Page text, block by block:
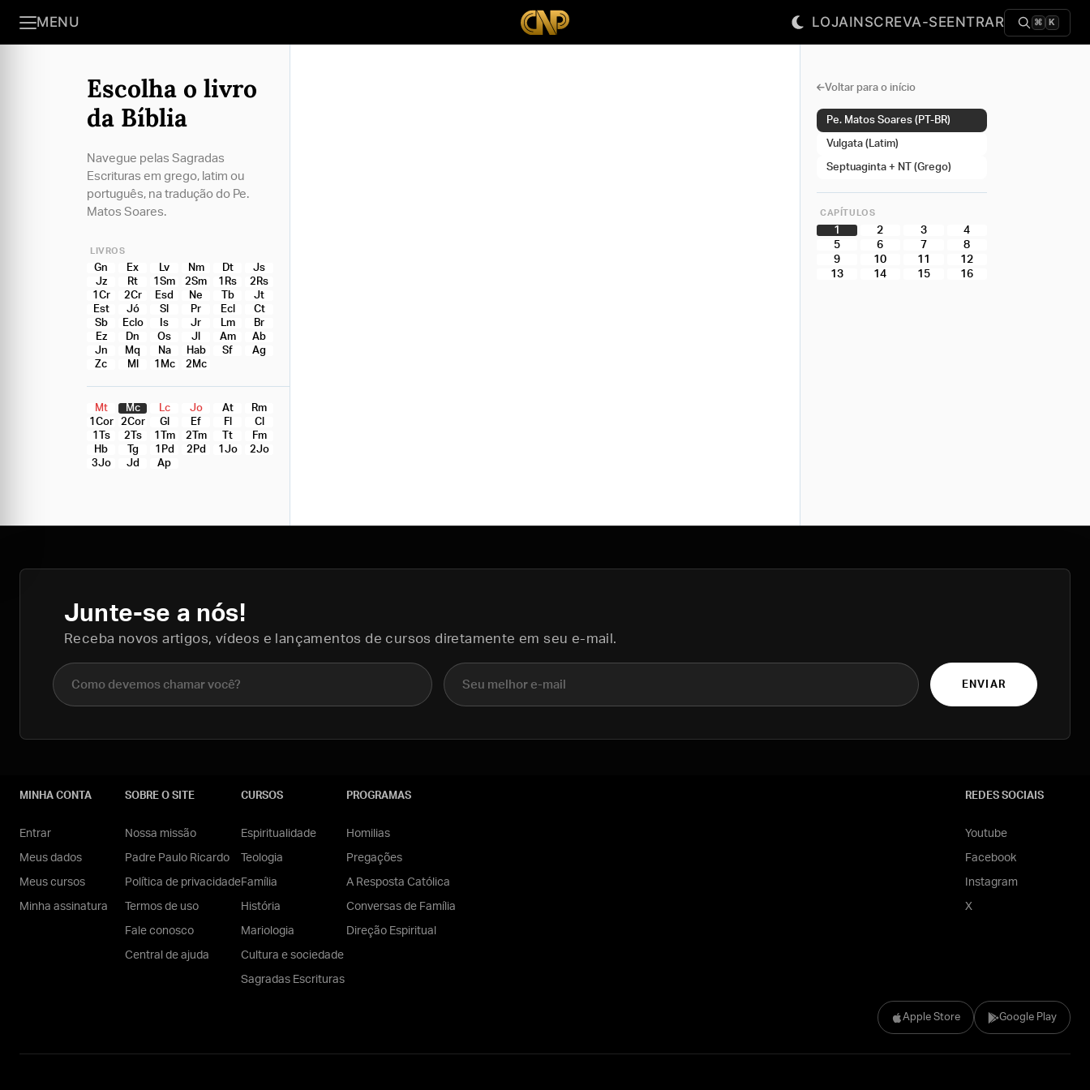
MENU LOJAINSCREVA-SEENTRAR ⌘ K
Escolha o livro
da Bíblia
Navegue pelas Sagradas
Escrituras em grego, latim ou
português, na tradução do Pe.
Matos Soares.
LIVROS
Gn Ex Lv Nm Dt
Js
Jz
Rt 1Sm 2Sm 1Rs
2Rs
1Cr
2Cr Esd Ne Tb
Jt
Est
Jó Sl Pr Ecl
Ct
Sb
Eclo Is Jr Lm
Br
Ez
Dn Os Jl Am
Ab
Jn
Mq Na Hab Sf
Ag
Zc
Ml 1Mc 2Mc
Mt Mc Lc Jo At
Rm
1Cor
2Cor Gl Ef Fl
Cl
1Ts
2Ts 1Tm 2Tm Tt
Fm
Hb
Tg 1Pd 2Pd 1Jo
2Jo
3Jo
Jd Ap
Voltar para o início
Pe. Matos Soares (PT-BR)
Vulgata (Latim)
Septuaginta + NT (Grego)
CAPÍTULOS
1 2 3
4
5
6 7
8
9
10 11
12
13
14 15 16
Junte-se a nós!
Receba novos artigos, vídeos e lançamentos de cursos diretamente em seu e-mail.
Nome completo E-mail
ENVIAR
Apple Store Google Play
MINHA CONTA
Entrar
Meus dados
Meus cursos
Minha assinatura
SOBRE O SITE
Nossa missão
Padre Paulo Ricardo
Política de privacidade
Termos de uso
Fale conosco
Central de ajuda
CURSOS
Espiritualidade
Teologia
Família
História
Mariologia
Cultura e sociedade
Sagradas Escrituras
PROGRAMAS
Homilias
Pregações
A Resposta Católica
Conversas de Família
Direção Espiritual
REDES SOCIAIS
Youtube
Facebook
Instagram
X